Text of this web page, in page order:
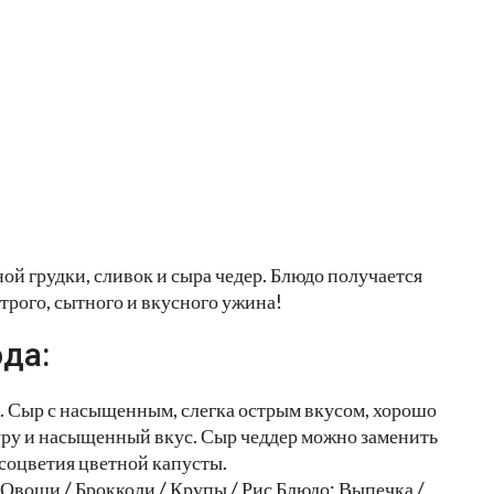
грудки, сливок и сыра чедер. Блюдо получается
сытного и вкусного ужина!
Сыр с насыщенным, слегка острым вкусом, хорошо
и насыщенный вкус. Сыр чеддер можно заменить
цветной капусты.
/ Брокколи / Крупы / Рис Блюдо: Выпечка /